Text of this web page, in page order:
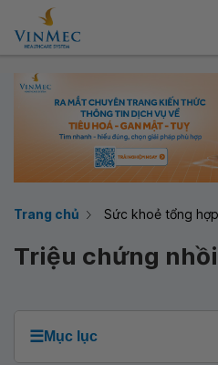
Trang chủ Sức khoẻ tổng hợp
Triệu chứng
☰Mục lục